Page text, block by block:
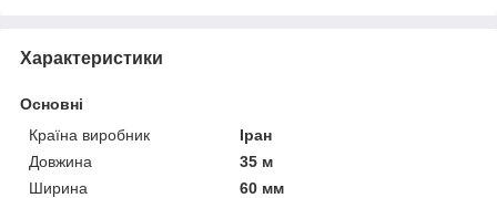
Характеристики
Основні
Країна виробник
Іран
Довжина
35 м
Ширина
60 мм